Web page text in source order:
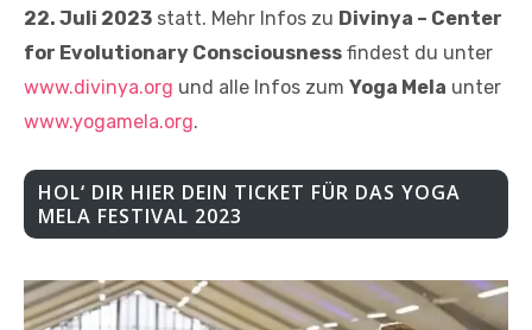
22. Juli 2023 statt. Mehr Infos zu Divinya – Center
for Evolutionary Consciousness findest du unter
www.divinya.org und alle Infos zum Yoga Mela unter
www.yogamela.org.
HOL‘ DIR HIER DEIN TICKET FÜR DAS YOGA
MELA FESTIVAL 2023